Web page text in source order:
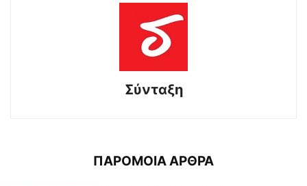
Σύνταξη
ΠΑΡΟΜΟΙΑ ΑΡΘΡΑ